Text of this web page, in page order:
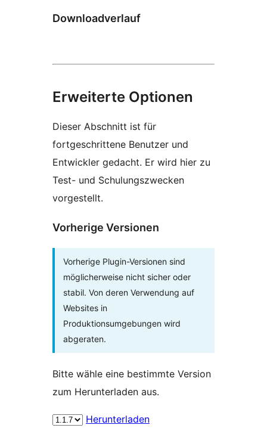
Downloadverlauf
Erweiterte Optionen
Dieser Abschnitt ist für
fortgeschrittene Benutzer und
Entwickler gedacht. Er wird hier zu
Test- und Schulungszwecken
vorgestellt.
Vorherige Versionen
Vorherige Plugin-Versionen sind
möglicherweise nicht sicher oder
stabil. Von deren Verwendung auf
Websites in
Produktionsumgebungen wird
abgeraten.
Bitte wähle eine bestimmte Version
zum Herunterladen aus.
Herunterladen